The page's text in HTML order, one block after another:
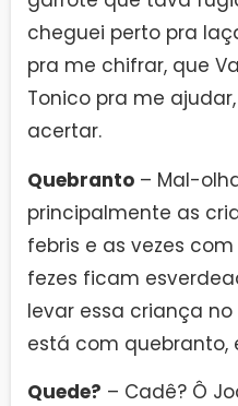
cheguei perto pra
pra me chifrar, que
Tonico pra me
acertar.
Quebranto – Mal-
principalmente as
febris e as vezes
fezes ficam
levar essa criança
está com quebranto,
Quede? – Cadê? Ô